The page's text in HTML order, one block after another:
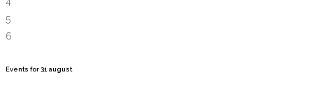
5
6
Events for31august